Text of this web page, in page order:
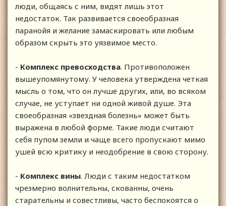
люди, общаясь с ним, видят лишь этот
недостаток. Так развивается своеобразная
паранойя и желание замаскировать или любым
образом скрыть это уязвимое место.
- Комплекс превосходства. Противоположен
вышеупомянутому. У человека утверждена четкая
мысль о том, что он лучше других, или, во всяком
случае, не уступает ни одной живой душе. Эта
своеобразная «звездная болезнь» может быть
выражена в любой форме. Такие люди считают
себя пупом земли и чаще всего пропускают мимо
ушей всю критику и неодобрение в свою сторону.
- Комплекс вины. Люди с таким недостатком
чрезмерно волнительны, скованны, очень
старательны и совестливы, часто беспокоятся о